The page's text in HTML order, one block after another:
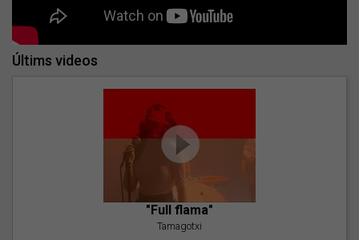
Últims videos
"Full flama"
Tamagotxi